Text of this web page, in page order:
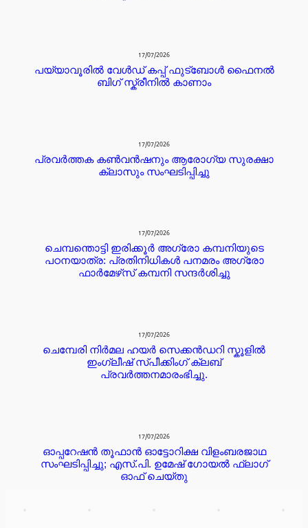
17/07/2026
പയ്യാവൂരിൽ വേൾഡ് കപ്പ് ഫുട്ബോൾ ഫൈനൽ
ബിഗ് സ്ക്രീനിൽ കാണാം
17/07/2026
പ്രവർത്തക കൺവൻഷനും ആരോഗ്യ സുരക്ഷാ
ക്ലാസും സംഘടിപ്പിച്ചു
17/07/2026
ചെമ്പന്തൊട്ടി ഇരിക്കൂർ അഗ്രോ കമ്പനിയുടെ
പഠനയാത്ര: പ്രതിനിധികൾ പനമരം അഗ്രോ
ഫാർമേഴ്‌സ് കമ്പനി സന്ദർശിച്ചു
17/07/2026
ചെമ്പേരി നിർമല ഹയർ സെക്കൻഡറി സ്കൂളിൽ
ഇംഗ്ലീഷ് സ്പീക്കിംഗ് ക്ലബ്
പ്രവർത്തനമാരംഭിച്ചു.
17/07/2026
ഓപ്പറേഷൻ തൂഫാൻ ഓട്ടോറിക്ഷ വിളംബരജാഥ
സംഘടിപ്പിച്ചു; എസ്.പി. ഉമേഷ് ഗോയൽ ഫ്ലാഗ്
ഓഫ് ചെയ്തു